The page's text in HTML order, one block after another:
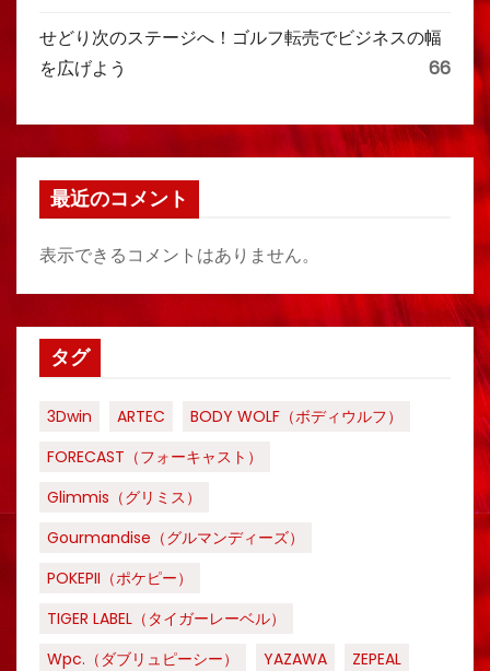
せどり次のステージへ！ゴルフ転売でビジネスの幅
を広げよう
66
最近のコメント
表示できるコメントはありません。
タグ
3Dwin ARTEC
BODY WOLF（ボディウルフ）
FORECAST（フォーキャスト）
Glimmis（グリミス）
Gourmandise（グルマンディーズ）
POKEPII（ポケピー）
TIGER LABEL（タイガーレーベル）
Wpc.（ダブリュピーシー）
YAZAWA
ZEPEAL